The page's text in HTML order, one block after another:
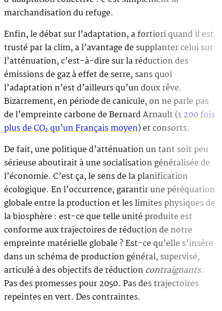
marchandisation du refuge.
Enfin, le débat sur l’adaptation, a fortiori quand il est
trusté par la clim, a l’avantage de supplanter celui sur
l’atténuation, c’est-à-dire sur la réduction des
émissions de gaz à effet de serre, sans quoi
l’adaptation n’est d’ailleurs qu’un doux rêve.
Bizarrement, en période de canicule, on ne parle pas
de l’empreinte carbone de Bernard Arnault (1 200 fois
plus de CO₂ qu’un Français moyen) et consorts.
De fait, une politique d’atténuation un tant soit peu
sérieuse aboutirait à une socialisation généralisée de
l’économie. C’est ça, le sens de la planification
écologique. En l’occurrence, garantir une péréquation
globale entre la production et les limites physiques de
la biosphère : est-ce que telle unité produite est
conforme aux trajectoires de réduction de notre
empreinte matérielle globale ? Est-ce qu’elle s’insère
dans un schéma de production général, supervisé,
articulé à des objectifs de réductioncontraignants.
Pas des promesses pour 2050. Pas des trajectoires
repeintes en vert. Des contraintes.